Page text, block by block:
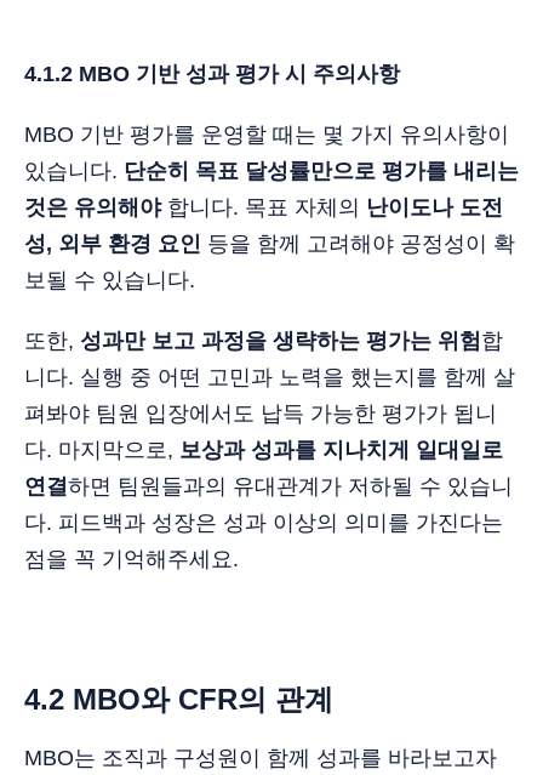
4.1.2 MBO 기반 성과 평가 시 주의사항
MBO 기반 평가를 운영할 때는 몇 가지 유의사항이
있습니다. 단순히 목표 달성률만으로 평가를 내리는
것은 유의해야합니다. 목표 자체의 난이도나 도전
성, 외부 환경 요인 등을 함께 고려해야 공정성이 확
보될 수 있습니다.
또한, 성과만 보고 과정을 생략하는 평가는 위험합
니다. 실행 중 어떤 고민과 노력을 했는지를 함께 살
펴봐야 팀원 입장에서도 납득 가능한 평가가 됩니
다. 마지막으로, 보상과 성과를 지나치게 일대일로
연결하면 팀원들과의 유대관계가 저하될 수 있습니
다. 피드백과 성장은 성과 이상의 의미를 가진다는
점을 꼭 기억해주세요.
4.2 MBO와 CFR의 관계
MBO는 조직과 구성원이 함께 성과를 바라보고자